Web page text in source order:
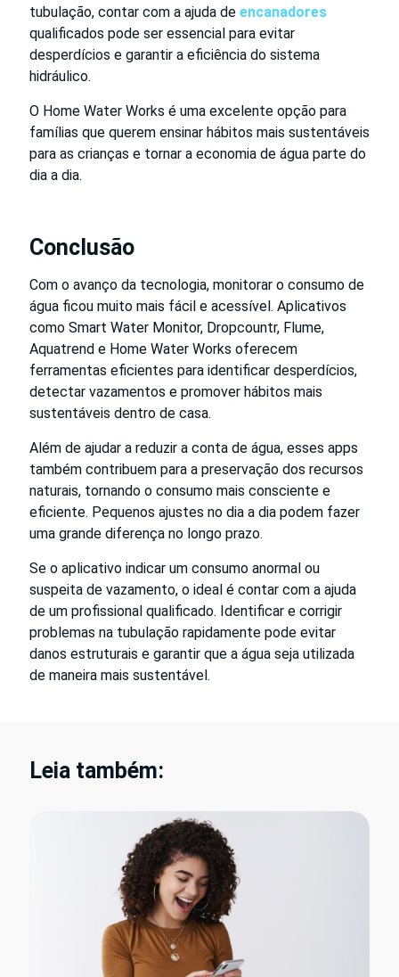
tubulação, contar com a ajuda de encanadores
qualificados pode ser essencial para evitar
desperdícios e garantir a eficiência do sistema
hidráulico.
O Home Water Works é uma excelente opção para
famílias que querem ensinar hábitos mais sustentáveis
para as crianças e tornar a economia de água parte do
dia a dia.
Conclusão
Com o avanço da tecnologia, monitorar o consumo de
água ficou muito mais fácil e acessível. Aplicativos
como Smart Water Monitor, Dropcountr, Flume,
Aquatrend e Home Water Works oferecem
ferramentas eficientes para identificar desperdícios,
detectar vazamentos e promover hábitos mais
sustentáveis dentro de casa.
Além de ajudar a reduzir a conta de água, esses apps
também contribuem para a preservação dos recursos
naturais, tornando o consumo mais consciente e
eficiente. Pequenos ajustes no dia a dia podem fazer
uma grande diferença no longo prazo.
Se o aplicativo indicar um consumo anormal ou
suspeita de vazamento, o ideal é contar com a ajuda
de um profissional qualificado. Identificar e corrigir
problemas na tubulação rapidamente pode evitar
danos estruturais e garantir que a água seja utilizada
de maneira mais sustentável.
Leia também: